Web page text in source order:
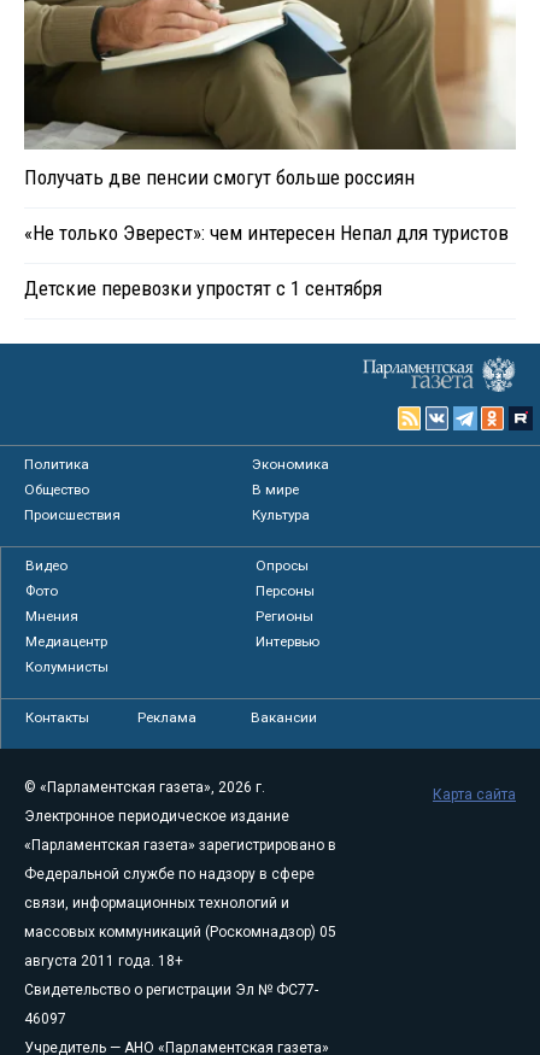
Получать две пенсии смогут больше россиян
«Не только Эверест»: чем интересен Непал для туристов
Детские перевозки упростят с 1 сентября
Политика
Экономика
Общество
В мире
Происшествия
Культура
Видео
Опросы
Фото
Персоны
Мнения
Регионы
Медиацентр
Интервью
Колумнисты
Контакты Реклама Вакансии
© «Парламентская газета», 2026 г.
Электронное периодическое издание
«Парламентская газета» зарегистрировано в
Федеральной службе по надзору в сфере
связи, информационных технологий и
массовых коммуникаций (Роскомнадзор) 05
августа 2011 года. 18+
Свидетельство о регистрации Эл № ФС77-
46097
Учредитель — АНО «Парламентская газета»
Карта сайта